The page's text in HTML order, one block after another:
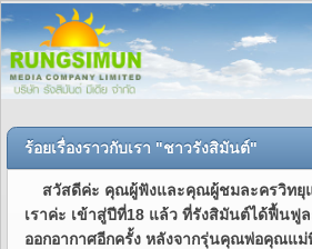
ร้อยเรื่องราวกับเรา "ชาวรังสิมันต์"
สวัสดีค่ะ คุณผู้ฟังและคุณผู้ชมละครวิทยุแ
เราค่ะ เข้าสู่ปีที่18 แล้ว ที่รังสิมันต์ได้ฟื้นฟู
ออกอากาศอีกครั้ง หลังจากรุ่นคุณพ่อคุณแม่